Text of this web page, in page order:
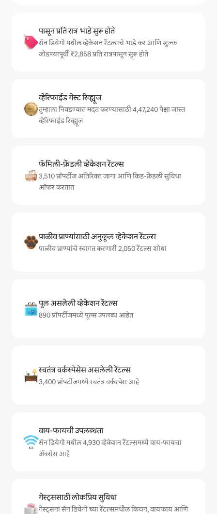
पासून प्रति रात्र भाडे सुरू होते
सॅन डियेगो मधील व्हेकेशन रेंटल्सचे भाडे कर आणि शुल्क
जोडण्यापूर्वी ₹2,858 प्रति रात्रपासून सुरू होते
व्हेरिफाईड गेस्ट रिव्ह्यूज
तुम्हाला निवडण्यात मदत करण्यासाठी 4,47,240 पेक्षा जास्त
व्हेरिफाईड रिव्ह्यूज
फॅमिली-फ्रेंडली व्हेकेशन रेंटल्स
3,510 प्रॉपर्टीज अतिरिक्त जागा आणि किड-फ्रेंडली सुविधा
ऑफर करतात
पाळीव प्राण्यांसाठी अनुकूल व्हेकेशन रेंटल्स
पाळीव प्राण्यांचे स्वागत करणारी 2,050 रेंटल्स शोधा
पूल असलेली व्हेकेशन रेंटल्स
890 प्रॉपर्टीजमध्ये पूल्स उपलब्ध आहेत
स्वतंत्र वर्कस्पेसेस असलेली रेंटल्स
3,400 प्रॉपर्टीजमध्ये स्वतंत्र वर्कस्पेस आहे
वाय-फायची उपलब्धता
सॅन डियेगो मधील 4,930 व्हेकेशन रेंटल्समध्ये वाय-फायचा
अ‍ॅक्सेस आहे
गेस्ट्ससाठी लोकप्रिय सुविधा
गेस्ट्सना सॅन डियेगो च्या रेंटल्समधील किचन, वायफाय आणि